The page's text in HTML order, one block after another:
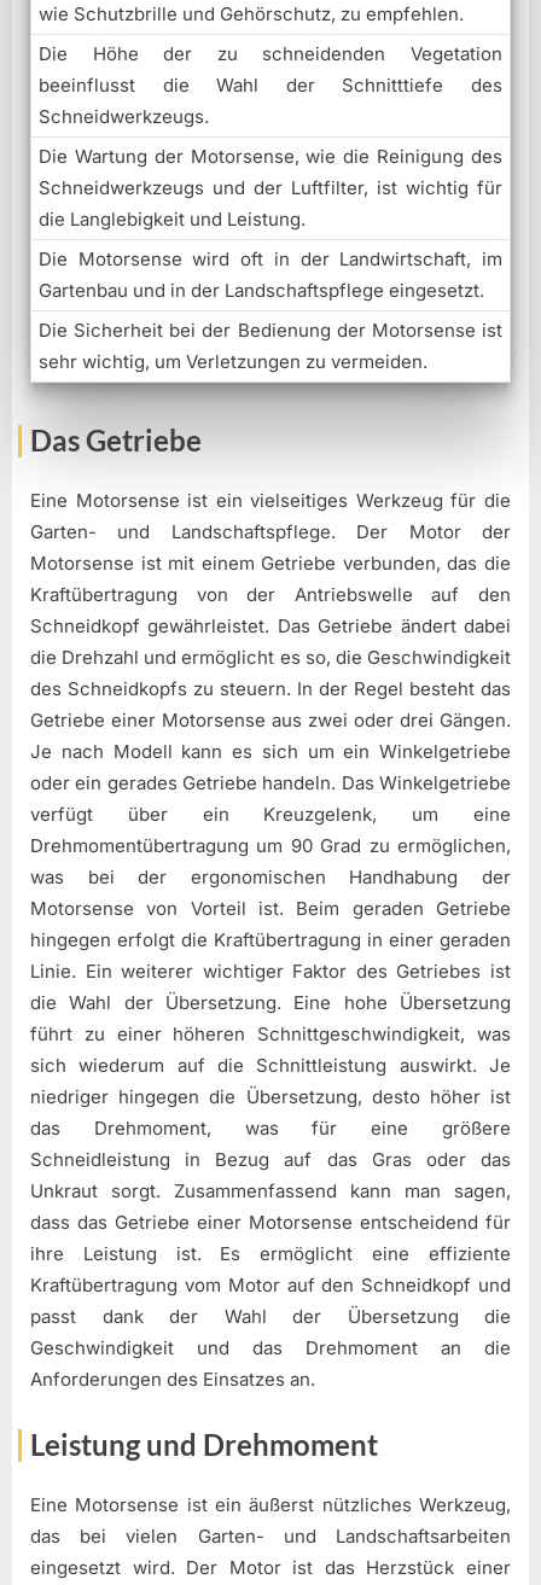
wie Schutzbrille und Gehörschutz, zu empfehlen.
Die Höhe der zu schneidenden Vegetation
beeinflusst die Wahl der Schnitttiefe des
Schneidwerkzeugs.
Die Wartung der Motorsense, wie die Reinigung des
Schneidwerkzeugs und der Luftfilter, ist wichtig für
die Langlebigkeit und Leistung.
Die Motorsense wird oft in der Landwirtschaft, im
Gartenbau und in der Landschaftspflege eingesetzt.
Die Sicherheit bei der Bedienung der Motorsense ist
sehr wichtig, um Verletzungen zu vermeiden.
Das Getriebe
Eine Motorsense ist ein vielseitiges Werkzeug für die
Garten- und Landschaftspflege. Der Motor der
Motorsense ist mit einem Getriebe verbunden, das die
Kraftübertragung von der Antriebswelle auf den
Schneidkopf gewährleistet. Das Getriebe ändert dabei
die Drehzahl und ermöglicht es so, die Geschwindigkeit
des Schneidkopfs zu steuern. In der Regel besteht das
Getriebe einer Motorsense aus zwei oder drei Gängen.
Je nach Modell kann es sich um ein Winkelgetriebe
oder ein gerades Getriebe handeln. Das Winkelgetriebe
verfügt über ein Kreuzgelenk, um eine
Drehmomentübertragung um 90 Grad zu ermöglichen,
was bei der ergonomischen Handhabung der
Motorsense von Vorteil ist. Beim geraden Getriebe
hingegen erfolgt die Kraftübertragung in einer geraden
Linie. Ein weiterer wichtiger Faktor des Getriebes ist
die Wahl der Übersetzung. Eine hohe Übersetzung
führt zu einer höheren Schnittgeschwindigkeit, was
sich wiederum auf die Schnittleistung auswirkt. Je
niedriger hingegen die Übersetzung, desto höher ist
das Drehmoment, was für eine größere
Schneidleistung in Bezug auf das Gras oder das
Unkraut sorgt. Zusammenfassend kann man sagen,
dass das Getriebe einer Motorsense entscheidend für
ihre Leistung ist. Es ermöglicht eine effiziente
Kraftübertragung vom Motor auf den Schneidkopf und
passt dank der Wahl der Übersetzung die
Geschwindigkeit und das Drehmoment an die
Anforderungen des Einsatzes an.
Leistung und Drehmoment
Eine Motorsense ist ein äußerst nützliches Werkzeug,
das bei vielen Garten- und Landschaftsarbeiten
eingesetzt wird. Der Motor ist das Herzstück einer